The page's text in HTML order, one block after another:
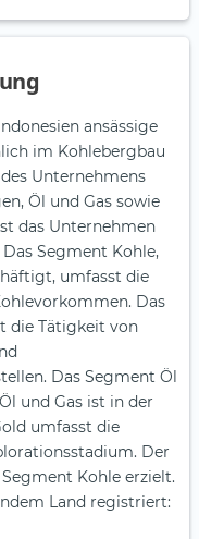
ansässige
im Kohlebergbau
Unternehmens
Öl und Gas sowie
das Unternehmen
Segment Kohle,
umfasst die
Das
die Tätigkeit von
Das Segment Öl
und Gas ist in der
umfasst die
Der
Kohle erzielt.
Land registriert: